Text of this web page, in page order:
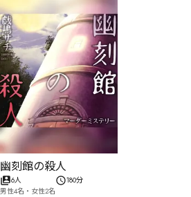
幽刻館の殺人
6人
男性4名・女性2名
180分